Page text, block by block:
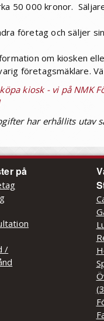
50 000 kronor.
företag och säljer
om kiosken
företagsmäklare.
kiosk - vi på NMK
har erhållits utav
på
/